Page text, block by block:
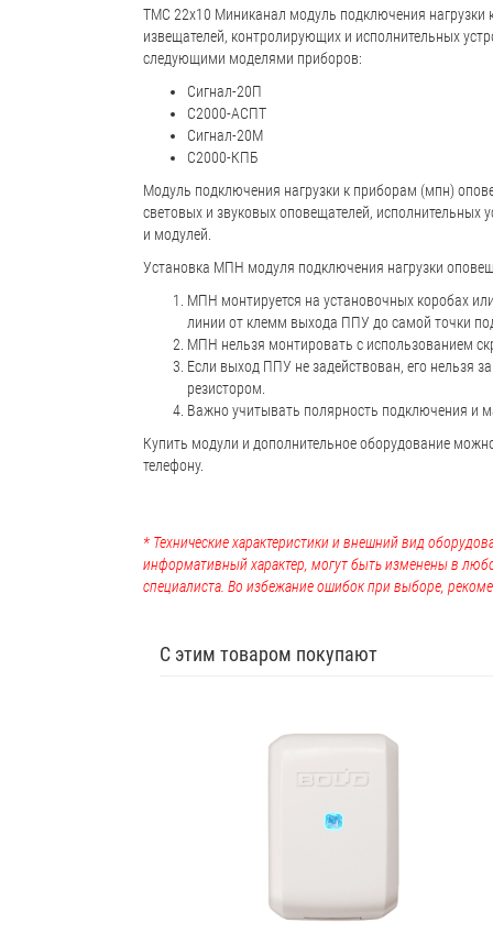
TMC 22x10 Миниканал модуль подключения
извещателей, контролирующих и исполнительных
следующими моделями приборов:
Сигнал-20П
С2000-АСПТ
Сигнал-20М
С2000-КПБ
Модуль подключения нагрузки к приборам (мпн)
световых и звуковых оповещателей,
и модулей.
Установка МПН модуля подключения нагрузки
МПН монтируется на установочных коробах
линии от клемм выхода ППУ до самой точки
МПН нельзя монтировать с использованием
Если выход ППУ не задействован, его нельзя
резистором.
Важно учитывать полярность подключения и
Купить модули и дополнительное оборудование
телефону.
* Технические характеристики и внешний вид
информативный характер, могут быть изменены в
специалиста. Во избежание ошибок при выборе,
С этим товаром покупают